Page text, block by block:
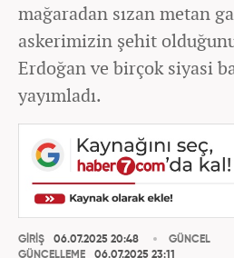
mağaradan sızan metan
askerimizin şehit
Erdoğan ve birçok siyasi
yayımladı.
GİRİŞ
06.07.2025 20:48
GÜNCELLEME
06.07.2025 23:11
GÜNCEL